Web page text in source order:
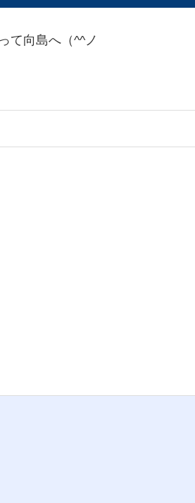
て向島へ（^^ノ